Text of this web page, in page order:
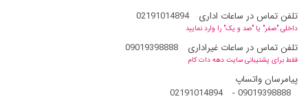
تلفن تماس در ساعات اداری
02191014894
داخلی "صفر" یا "صد و یک" را وارد نمایید
تلفن تماس در ساعات غیراداری 09019398888
فقط برای پشتیبانی سایت دهه دات کام
پیامرسان واتساپ
09019398888
-
02191014894